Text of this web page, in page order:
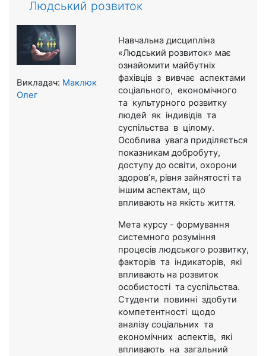
Людський розвиток
Навчальна дисципліна
«Людський розвиток» має
ознайомити майбутніх
фахівців з вивчає аспектами
соціального, економічного
та культурного розвитку
людей як індивідів та
суспільства в цілому.
Особлива увага приділяється
показникам добробуту,
доступу до освіти, охорони
здоров’я, рівня зайнятості та
іншим аспектам, що
впливають на якість життя.
Мета курсу - формування
системного розуміння
процесів людського розвитку,
факторів та індикаторів, які
впливають на розвиток
особистості та суспільства.
Студенти повинні здобути
компетентності щодо
аналізу соціальних та
економічних аспектів, які
впливають на загальний
Викладач: Маклюк
Олег